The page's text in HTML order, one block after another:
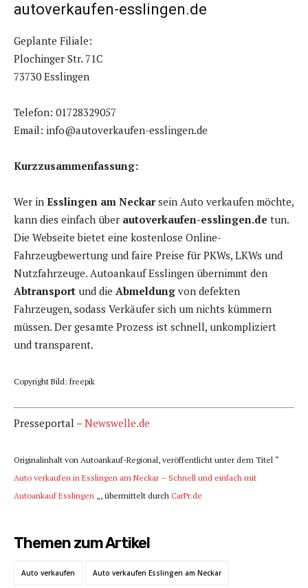
autoverkaufen-esslingen.de
Geplante Filiale:
Plochinger Str. 71C
73730 Esslingen
Telefon: 01728329057
Email: info@autoverkaufen-esslingen.de
Kurzzusammenfassung:
Wer in Esslingen am Neckarsein Auto verkaufen möchte,
kann dies einfach über autoverkaufen-esslingen.de tun.
Die Webseite bietet eine kostenlose Online-
Fahrzeugbewertung und faire Preise für PKWs, LKWs und
Nutzfahrzeuge. Autoankauf Esslingen übernimmt den
Abtransport und die Abmeldung von defekten
Fahrzeugen, sodass Verkäufer sich um nichts kümmern
müssen. Der gesamte Prozess ist schnell, unkompliziert
und transparent.
Copyright Bild: freepik
Presseportal –Newswelle.de
Originalinhalt von Autoankauf-Regional, veröffentlicht unter dem Titel “
Auto verkaufen in Esslingen am Neckar – Schnell und einfach mit
Autoankauf Esslingen „, übermittelt durch CarPr.de
Themen zum Artikel
Auto verkaufen Auto verkaufen Esslingen am Neckar